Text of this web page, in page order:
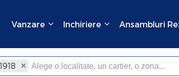
Vanzare Inchiriere Ansambluri